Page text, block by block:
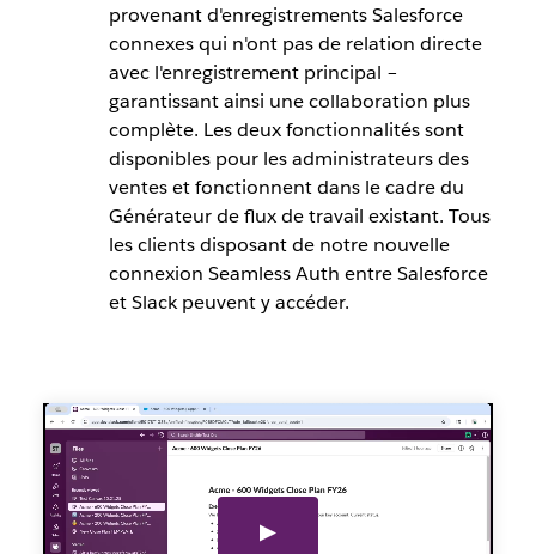
provenant d'enregistrements Salesforce
connexes qui n'ont pas de relation directe
avec l'enregistrement principal –
garantissant ainsi une collaboration plus
complète. Les deux fonctionnalités sont
disponibles pour les administrateurs des
ventes et fonctionnent dans le cadre du
Générateur de flux de travail existant. Tous
les clients disposant de notre nouvelle
connexion Seamless Auth entre Salesforce
et Slack peuvent y accéder.